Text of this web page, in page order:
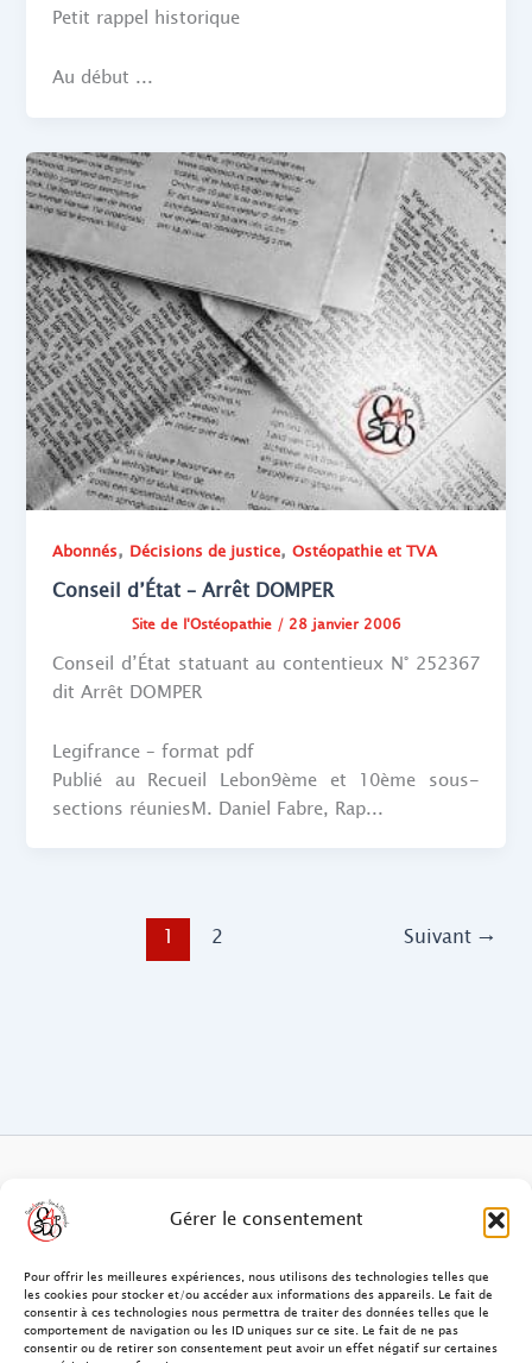
Gérer le consentement
Pour offrir les meilleures expériences, nous utilisons des technologies telles que
les cookies pour stocker et/ou accéder aux informations des appareils. Le fait de
consentir à ces technologies nous permettra de traiter des données telles que le
comportement de navigation ou les ID uniques sur ce site. Le fait de ne pas
consentir ou de retirer son consentement peut avoir un effet négatif sur certaines
Petit rappel historique
Au début ...
Abonnés, Décisions de justice,Ostéopathie et TVA
Conseil d’État – Arrêt DOMPER
Site de l'Ostéopathie/ 28 janvier 2006
Conseil d’État statuant au contentieux N° 252367
dit Arrêt DOMPER
Legifrance – format pdf
Publié au Recueil Lebon9ème et 10ème sous-
sections réuniesM. Daniel Fabre, Rap...
1 2 Suivant →
Contact